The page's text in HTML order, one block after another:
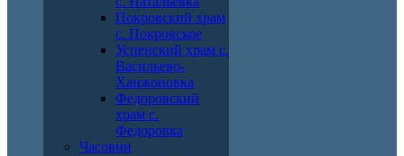
Покровский храм
с. Покровское
Успенский храм с.
Васильево-
Ханжоновка
Федоровский
храм с.
Федоровка
Часовни